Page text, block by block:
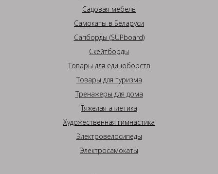
Садовая мебель
Самокаты в Беларуси
Сапборды (SUPboard)
Скейтборды
Товары для единоборств
Товары для туризма
Тренажеры для дома
Тяжелая атлетика
Художественная гимнастика
Электровелосипеды
Электросамокаты